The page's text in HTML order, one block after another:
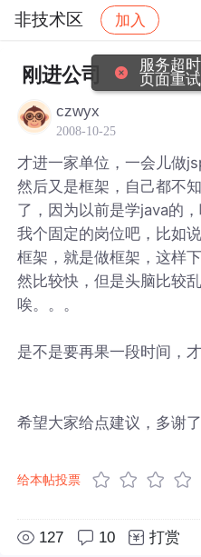
非技术区 加入
社区 非技术区 帖子
刚进公司
czwyx
2008-10-25
才进一家单位，一会儿做
然后又是框架，自己都不
了，因为以前是学java的
我个固定的岗位吧，比如
框架，就是做框架，这样
然比较快，但是头脑比较
唉。。。
是不是要再果一段时间，
希望大家给点建议，多谢了
给本帖投票
127 10 打赏
服务超
页面重试